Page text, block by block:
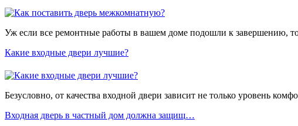
Уж если все ремонтные работы в вашем доме подошли к завершению,
Какие входные двери лучшие?
Безусловно, от качества входной двери зависит не только уровень
Входная дверь в частный дом должна защищ…